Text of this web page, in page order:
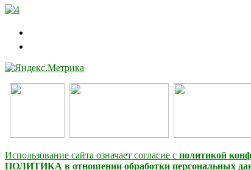
Использование сайта означает согласие с политикой
ПОЛИТИКА в отношении обработки персональных